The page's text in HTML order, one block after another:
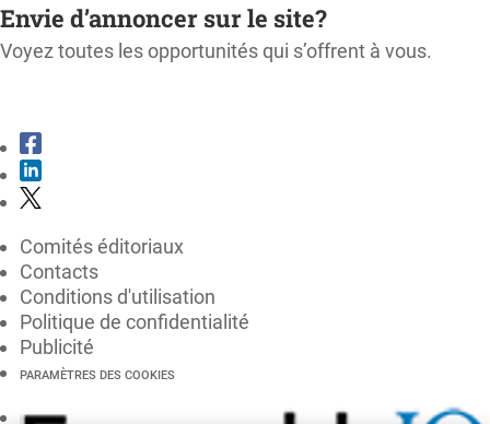
Envie d’annoncer sur le site?
Voyez toutes les opportunités qui s’offrent à vous.
Comités éditoriaux
Contacts
Conditions d'utilisation
Politique de confidentialité
Publicité
PARAMÈTRES DES COOKIES